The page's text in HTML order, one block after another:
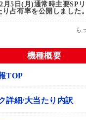
月5日(月)通常時主要SP
り占有率を公開しました。
も
機種概要
TOP
詳細/大当たり内訳